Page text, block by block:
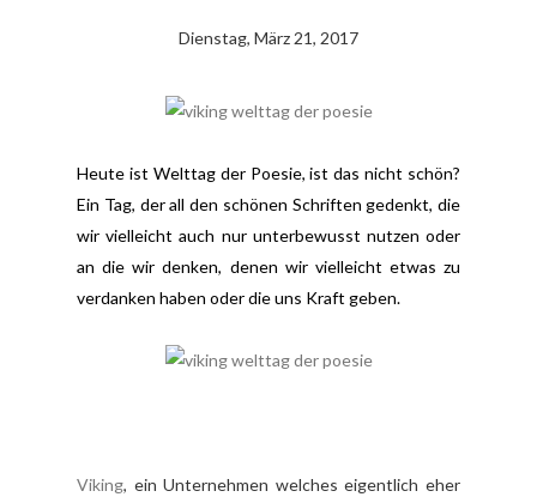
Dienstag, März 21, 2017
Heute ist Welttag der Poesie, ist das nicht schön?
Ein Tag, der all den schönen Schriften gedenkt, die
wir vielleicht auch nur unterbewusst nutzen oder
an die wir denken, denen wir vielleicht etwas zu
verdanken haben oder die uns Kraft geben.
Viking, ein Unternehmen welches eigentlich eher